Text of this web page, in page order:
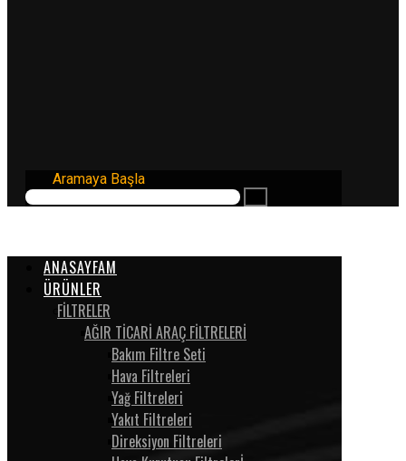
Aramaya Başla
ANASAYFAM
ÜRÜNLER
FİLTRELER
AĞIR TİCARİ ARAÇ FİLTRELERİ
Bakım Filtre Seti
Hava Filtreleri
Yağ Filtreleri
Yakıt Filtreleri
Direksiyon Filtreleri